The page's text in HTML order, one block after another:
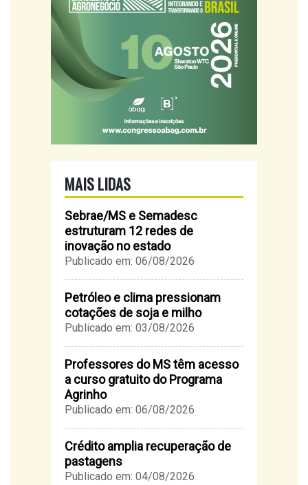
MAIS LIDAS
Sebrae/MS e Semadesc
estruturam 12 redes de
inovação no estado
Publicado em: 06/08/2026
Petróleo e clima pressionam
cotações de soja e milho
Publicado em: 03/08/2026
Professores do MS têm acesso
a curso gratuito do Programa
Agrinho
Publicado em: 06/08/2026
Crédito amplia recuperação de
pastagens
Publicado em: 04/08/2026